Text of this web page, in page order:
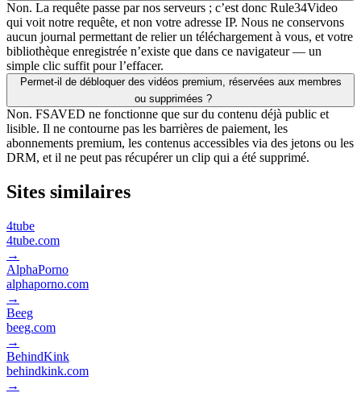
Non. La requête passe par nos serveurs ; c’est donc Rule34Video
qui voit notre requête, et non votre adresse IP. Nous ne conservons
aucun journal permettant de relier un téléchargement à vous, et votre
bibliothèque enregistrée n’existe que dans ce navigateur — un
simple clic suffit pour l’effacer.
Permet-il de débloquer des vidéos premium, réservées aux membres
ou supprimées ?
Non. FSAVED ne fonctionne que sur du contenu déjà public et
lisible. Il ne contourne pas les barrières de paiement, les
abonnements premium, les contenus accessibles via des jetons ou les
DRM, et il ne peut pas récupérer un clip qui a été supprimé.
Sites similaires
4tube
4tube.com
→
AlphaPorno
alphaporno.com
→
Beeg
beeg.com
→
BehindKink
behindkink.com
→